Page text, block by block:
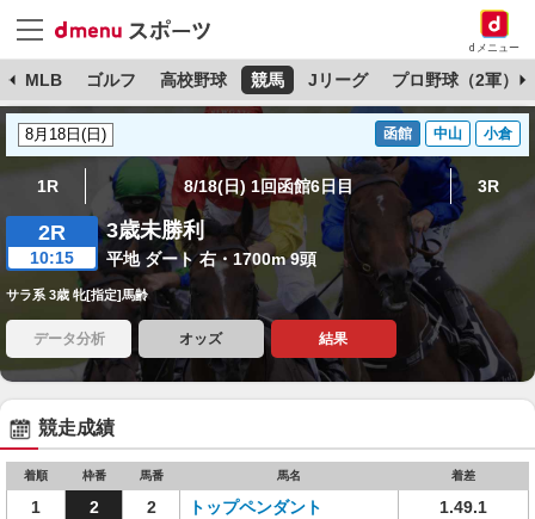
dメニュー
MLB ゴルフ 高校野球 競馬 Jリーグ プロ野球（2軍）
函館 中山 小倉
1R 8/18(日) 1回函館6日目 3R
2R
10:15
3歳未勝利
平地 ダート 右・1700m 9頭
サラ系 3歳 牝[指定]馬齢
データ分析 オッズ 結果
競走成績
着順 枠番 馬番 馬名 着差
1 2 2 トップペンダント
1.49.1